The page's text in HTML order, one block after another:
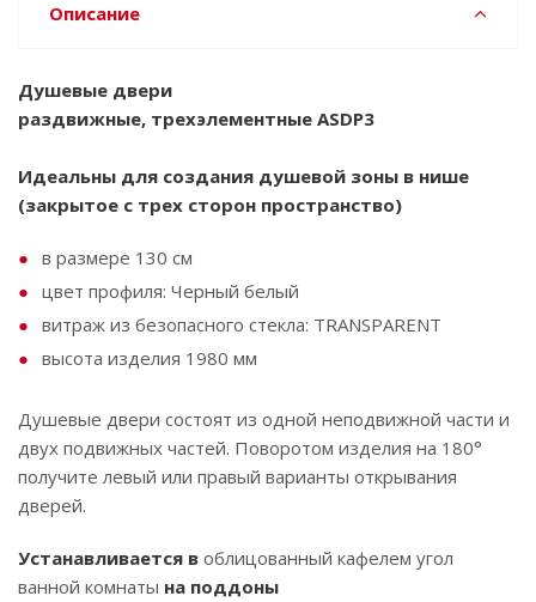
Описание
Душевые двери
раздвижные, трехэлементные ASDP3
Идеальны для создания душевой зоны в нише
(закрытое с трех сторон пространство)
в размере 130 см
цвет профиля: Черный белый
витраж из безопасного стекла: TRANSPARENT
высота изделия 1980 мм
Душевые двери состоят из одной неподвижной части и
двух подвижных частей. Поворотом изделия на 180°
получите левый или правый варианты открывания
дверей.
Устанавливается в облицованный кафелем угол
ванной комнаты на поддоны